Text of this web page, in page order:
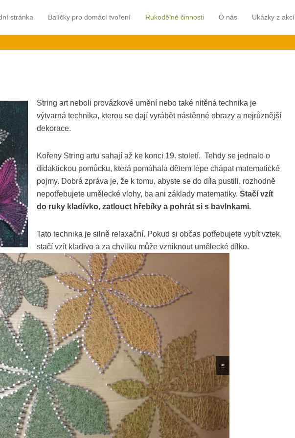
na relaxaci a teambulding
obsah
stránka Balíčky pro domácí tvoření Rukodělné činnosti O nás Ukázky z akcí
String art neboli provázkové umění nebo také nitěná technika je
výtvarná technika, kterou se dají vyrábět nástěnné obrazy a nejrůznější
dekorace.
Kořeny String artu sahají až ke konci 19. století. Tehdy se jednalo o
didaktickou pomůcku, která pomáhala dětem lépe chápat matematické
pojmy. Dobrá zpráva je, že k tomu, abyste se do díla pustili, rozhodně
nepotřebujete umělecké vlohy, ba ani základy matematiky. Stačí vzít
do ruky kladívko, zatlouct hřebíky a pohrát si s bavlnkami.
Tato technika je silně relaxační. Pokud si občas potřebujete vybít vztek,
stačí vzít kladivo a za chvilku může vzniknout umělecké dílko.
>